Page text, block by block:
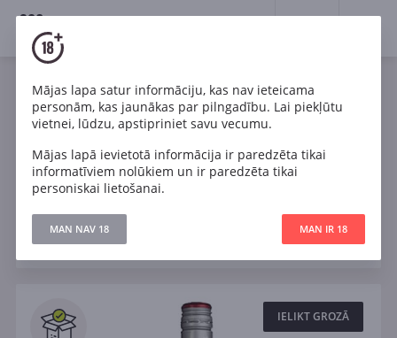
18+
Vācija Rozā Balts Pinot Noir
Sauss Pussauss Salds
Filtri ATJAUNOT
Visi IELIKT GROZĀ
Mājas lapa satur informāciju, kas nav ieteicama
personām, kas jaunākas par pilngadību. Lai piekļūtu
vietnei, lūdzu, apstipriniet savu vecumu.
Mājas lapā ievietotā informācija ir paredzēta tikai
informatīviem nolūkiem un ir paredzēta tikai
personiskai lietošanai.
MAN NAV 18 MAN IR 18